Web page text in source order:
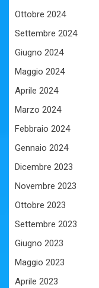
Ottobre 2024
Settembre 2024
Giugno 2024
Maggio 2024
Aprile 2024
Marzo 2024
Febbraio 2024
Gennaio 2024
Dicembre 2023
Novembre 2023
Ottobre 2023
Settembre 2023
Giugno 2023
Maggio 2023
Aprile 2023